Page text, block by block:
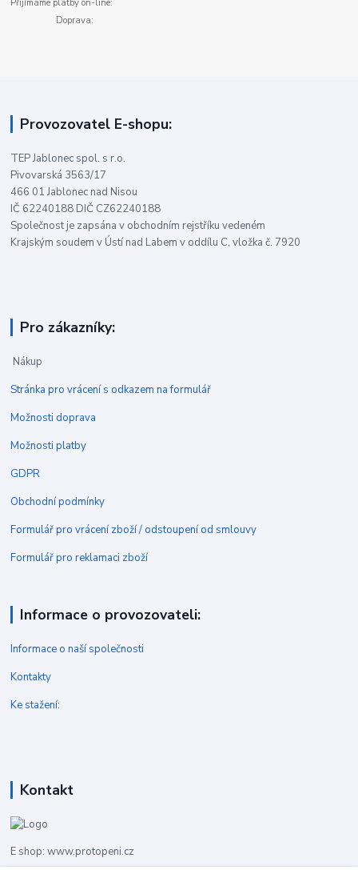
Přijímáme platby on-line:
Doprava:
Provozovatel E-shopu:
TEP Jablonec spol. s r.o.
Pivovarská 3563/17
466 01 Jablonec nad Nisou
IČ 62240188 DIČ CZ62240188
Společnost je zapsána v obchodním rejstříku vedeném
Krajským soudem v Ústí nad Labem v oddílu C, vložka č. 7920
Pro zákazníky:
Nákup
Stránka pro vrácení s odkazem na formulář
Možnosti doprava
Možnosti platby
GDPR
Obchodní podmínky
Formulář pro vrácení zboží / odstoupení od smlouvy
Formulář pro reklamaci zboží
Informace o provozovateli:
Informace o naší společnosti
Kontakty
Ke stažení:
Kontakt
E shop: www.protopeni.cz